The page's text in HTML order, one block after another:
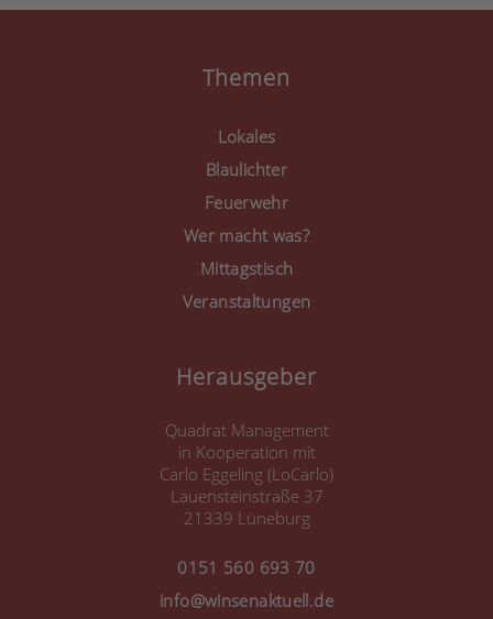
Mehr Informationen
Akzeptieren
Consent Management
Themen
Lokales
Blaulichter
Feuerwehr
Wer macht was?
Mittagstisch
Veranstaltungen
Herausgeber
Quadrat Management
in Kooperation mit
Carlo Eggeling (LoCarlo)
Lauensteinstraße 37
21339 Lüneburg
0151 560 693 70
info@winsenaktuell.de